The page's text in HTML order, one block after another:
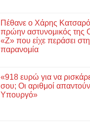
Πέθανε ο Χάρης
πρώην αστυνομικός της
«Ζ» που είχε περάσει
παρανομία
«918 ευρώ για να
σου; Οι αριθμοί
Υπουργό»